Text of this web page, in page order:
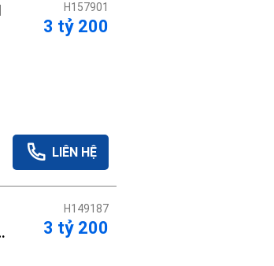
H157901
3 tỷ 200
LIÊN HỆ
H149187
3 tỷ 200